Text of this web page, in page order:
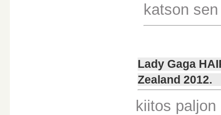
katson
Lady Gaga
Zealand 2012.
kiitos paljon